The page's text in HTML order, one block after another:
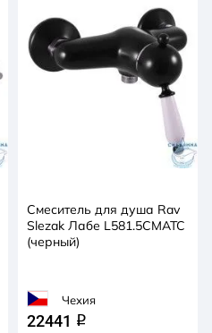
Смеситель для душа Rav
Slezak Лабе L581.5CMATC
(черный)
Чехия
22441 q